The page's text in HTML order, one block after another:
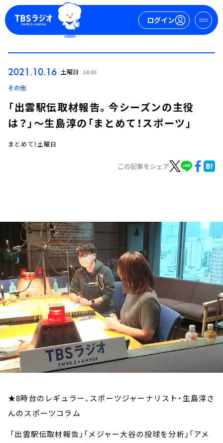
ログイン
お知らせ
イベント・グッズ
YouTube
会社情報
2021.10.16 土曜日 14:40
その他
「出雲駅伝取材報告。今シーズンの主役
は？」～生島淳の「まとめて！スポーツ」
まとめて！土曜日
この記事をシェア
★8時台のレギュラー、スポーツジャーナリスト・生島淳さ
んのスポーツコラム
「出雲駅伝取材報告」「メジャー大谷の投球を分析」「アメ